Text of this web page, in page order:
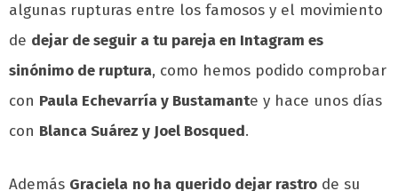
algunas rupturas entre los famosos y el movimiento
de dejar de seguir a tu pareja en Intagram es
sinónimo de ruptura, como hemos podido comprobar
con Paula Echevarría y Bustamante y hace unos días
con Blanca Suárez y Joel Bosqued.
Además Graciela no ha querido dejar rastro de su